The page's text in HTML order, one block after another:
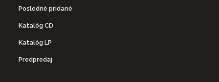
Posledné pridané
Katalóg CD
Katalóg LP
Predpredaj